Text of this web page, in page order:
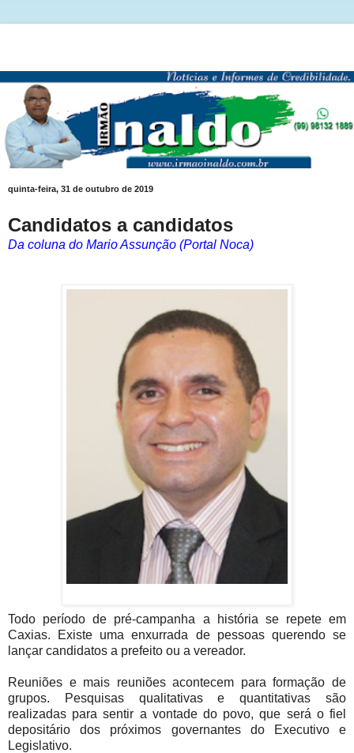
quinta-feira, 31 de outubro de 2019
Candidatos a candidatos
Da coluna do Mario Assunção (Portal Noca)
Todo período de pré-campanha a história se repete em
Caxias. Existe uma enxurrada de pessoas querendo se
lançar candidatos a prefeito ou a vereador.
Reuniões e mais reuniões acontecem para formação de
grupos. Pesquisas qualitativas e quantitativas são
realizadas para sentir a vontade do povo, que será o fiel
depositário dos próximos governantes do Executivo e
Legislativo.